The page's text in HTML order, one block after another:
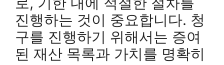
진행하는 것이 중요합니다. 청
구를 진행하기 위해서는 증여
된 재산 목록과 가치를 명확히